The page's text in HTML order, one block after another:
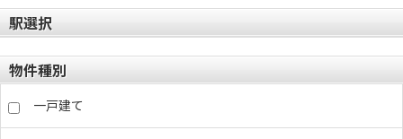
駅選択
物件種別
一戸建て